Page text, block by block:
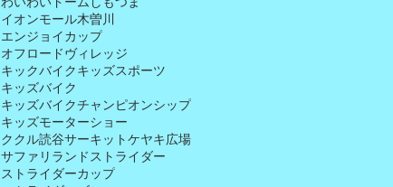
イオンモール木曽川
エンジョイカップ
オフロードヴィレッジ
キックバイクキッズスポーツ
キッズバイク
キッズバイクチャンピオンシップ
キッズモーターショー
ククル読谷サーキットケヤキ広場
サファリランドストライダー
ストライダーカップ